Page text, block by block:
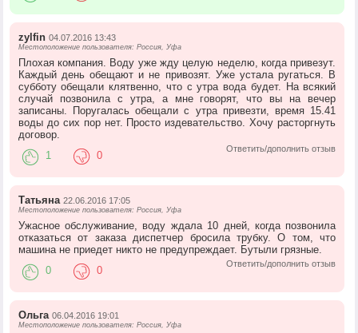
zylfin 04.07.2016 13:43
Местоположение пользователя: Россия, Уфа
Плохая компания. Воду уже жду целую неделю, когда привезут.
Каждый день обещают и не привозят. Уже устала ругаться. В
субботу обещали клятвенно, что с утра вода будет. На всякий
случай позвонила с утра, а мне говорят, что вы на вечер
записаны. Поругалась обещали с утра привезти, время 15.41
воды до сих пор нет. Просто издевательство. Хочу расторгнуть
договор.
Ответить/дополнить отзыв
1 0
Татьяна 22.06.2016 17:05
Местоположение пользователя: Россия, Уфа
Ужасное обслуживание, воду ждала 10 дней, когда позвонила
отказаться от заказа диспетчер бросила трубку. О том, что
машина не приедет никто не предупреждает. Бутыли грязные.
Ответить/дополнить отзыв
0 0
Ольга 06.04.2016 19:01
Местоположение пользователя: Россия, Уфа